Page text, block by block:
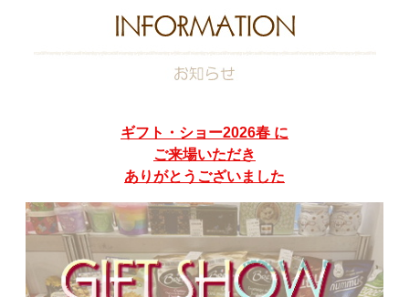
ギフト・ショー2026春 に
ご来場いただき
ありがとうございました